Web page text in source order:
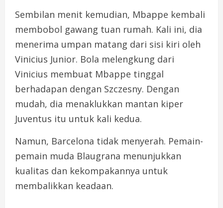
Sembilan menit kemudian, Mbappe kembali
membobol gawang tuan rumah. Kali ini, dia
menerima umpan matang dari sisi kiri oleh
Vinicius Junior. Bola melengkung dari
Vinicius membuat Mbappe tinggal
berhadapan dengan Szczesny. Dengan
mudah, dia menaklukkan mantan kiper
Juventus itu untuk kali kedua.
Namun, Barcelona tidak menyerah. Pemain-
pemain muda Blaugrana menunjukkan
kualitas dan kekompakannya untuk
membalikkan keadaan.